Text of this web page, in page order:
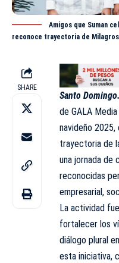
Amigos que Suman
reconoce trayectoria de Milagros
SHARE
Santo
de GALA
navideño
trayectoria de
una jornada de
reconocidas
empresarial,
La actividad
fortalecer los
diálogo plural
esta iniciativa,